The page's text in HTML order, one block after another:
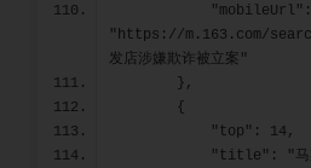
"https://m.163.com/
发店涉嫌欺诈被立案"
        },
        {
            "top": 14,